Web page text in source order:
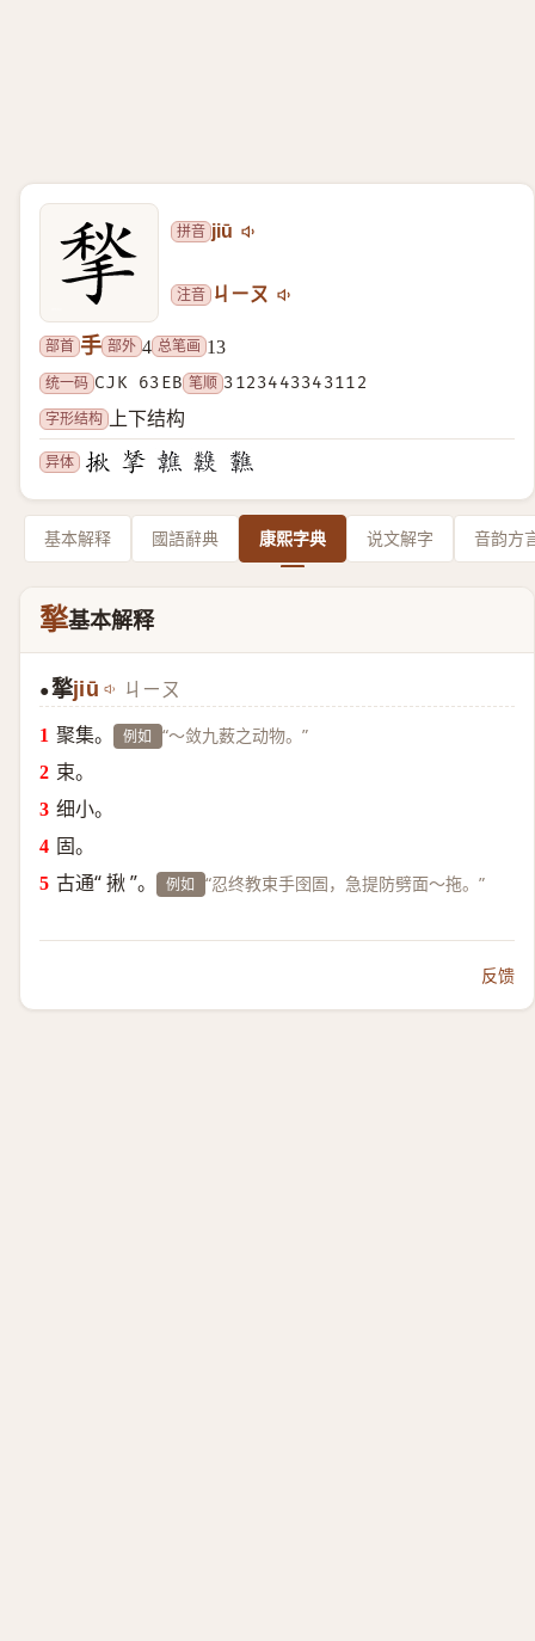
拼音 jiū
注音 ㄐㄧㄡ
部首 手 部外 4 总笔画 13
统一码 CJK 63EB 笔顺 3123443343112
字形结构
上下结构
异体
基本解释 國語辭典 康熙字典 说文解字 音韵方
揫基本解释
●揫jiū ㄐㄧㄡ
聚集。 例如 “～敛九薮之动物。”
束。
细小。
固。
古通“ 揪 ”。
例如 “忍终教束手囹圄，急提防劈面～拖。”
反馈